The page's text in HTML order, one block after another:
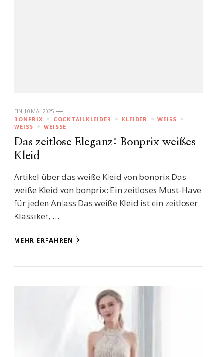
EIN 10 MAI 2025
BONPRIX
COCKTAILKLEIDER KLEIDER
WEISS
WEISS
WEISSE
Das zeitlose Eleganz: Bonprix weißes
Kleid
Artikel über das weiße Kleid von bonprix Das
weiße Kleid von bonprix: Ein zeitloses Must-Have
für jeden Anlass Das weiße Kleid ist ein zeitloser
Klassiker, …
MEHR ERFAHREN